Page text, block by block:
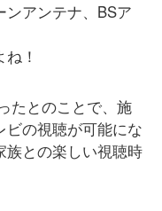
アンテナ、BSア
！
たとのことで、施
ビの視聴が可能にな
族との楽しい視聴時